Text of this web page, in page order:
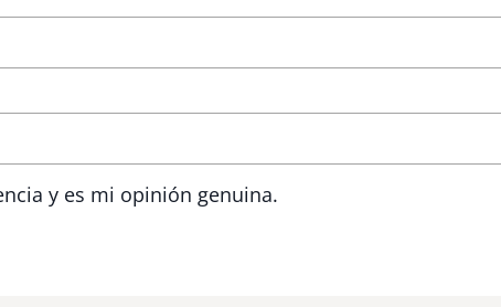
y es mi opinión genuina.